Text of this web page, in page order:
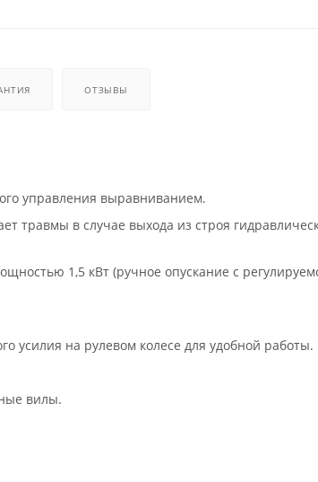
ОТЗЫВЫ
управления выравниванием.
в случае выхода из строя
1,5 кВт (ручное опускание с
усилия на рулевом колесе для удобной работы.
вилы.